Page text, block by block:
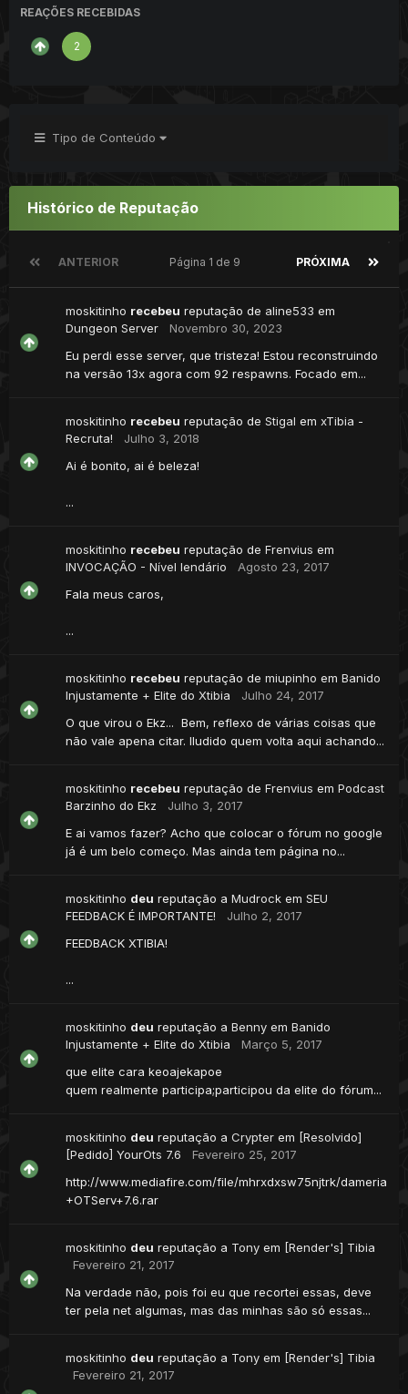
REAÇÕES RECEBIDAS
2
Tipo de Conteúdo
Histórico de Reputação
ANTERIOR PRÓXIMA
Página 1 de 9
moskitinho recebeu reputação de aline533 em
Dungeon Server
Novembro 30, 2023
Eu perdi esse server, que tristeza! Estou reconstruindo
na versão 13x agora com 92 respawns. Focado em...
moskitinho recebeu reputação de Stigal em xTibia -
Recruta!
Julho 3, 2018
Ai é bonito, ai é beleza!
...
moskitinho recebeu reputação de Frenvius em
INVOCAÇÃO - Nível lendário
Agosto 23, 2017
Fala meus caros,
...
moskitinho recebeu reputação de miupinho em Banido
Injustamente + Elite do Xtibia
Julho 24, 2017
O que virou o Ekz... Bem, reflexo de várias coisas que
não vale apena citar. Iludido quem volta aqui achando...
moskitinho recebeu reputação de Frenvius em Podcast
Barzinho do Ekz
Julho 3, 2017
E ai vamos fazer? Acho que colocar o fórum no google
já é um belo começo. Mas ainda tem página no...
moskitinho deu reputação a Mudrock em SEU
FEEDBACK É IMPORTANTE!
Julho 2, 2017
FEEDBACK XTIBIA!
...
moskitinho deu reputação a Benny em Banido
Injustamente + Elite do Xtibia
Março 5, 2017
que elite cara keoajekapoe
quem realmente participa;participou da elite do fórum...
moskitinho deu reputação a Crypter em [Resolvido]
[Pedido] YourOts 7.6
Fevereiro 25, 2017
http://www.mediafire.com/file/mhrxdxsw75njtrk/dameria
+OTServ+7.6.rar
moskitinho deu reputação a Tony em [Render's] Tibia
Fevereiro 21, 2017
Na verdade não, pois foi eu que recortei essas, deve
ter pela net algumas, mas das minhas são só essas...
moskitinho deu reputação a Tony em [Render's] Tibia
Fevereiro 21, 2017